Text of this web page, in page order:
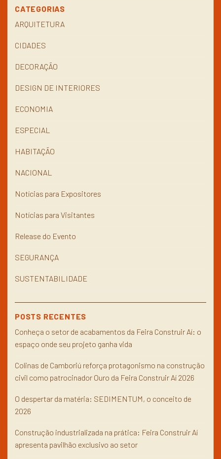
CATEGORIAS
ARQUITETURA
CIDADES
DECORAÇÃO
DESIGN DE INTERIORES
ECONOMIA
ESPECIAL
HABITAÇÃO
NACIONAL
Notícias para Expositores
Notícias para Visitantes
Release do Evento
SEGURANÇA
SUSTENTABILIDADE
POSTS RECENTES
Conheça o setor de acabamentos da Feira Construir Aí: o
espaço onde seu projeto ganha vida
Colinas de Camboriú reforça protagonismo na construção
civil como patrocinador Ouro da Feira Construir Aí 2026
O despertar da matéria: SEDIMENTUM, o conceito de
2026
Construção industrializada na prática: Feira Construir Aí
apresenta pavilhão exclusivo ao setor